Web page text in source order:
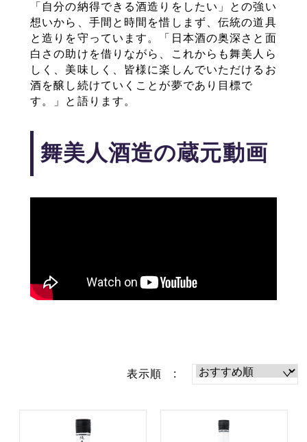
「自分の納得できる酒造りをしたい」との強い
想いから、手間と時間を惜しまず、伝統の道具
と造りを守っています。「日本酒の奥深さと面
白さの助けを借りながら、これからも舞美人ら
しく、美味しく、皆様に楽しんでいただけるお
酒を醸し続けていくことが夢であり目標で
す。」と語ります。
舞美人酒造の蔵元動画
表示順 :